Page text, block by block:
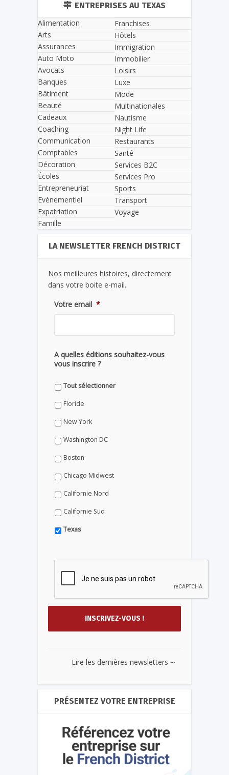
ENTREPRISES AU TEXAS
Alimentation
Arts
Assurances
Auto Moto
Avocats
Banques
Bâtiment
Beauté
Cadeaux
Coaching
Communication
Comptables
Décoration
Écoles
Entrepreneuriat
Evènementiel
Expatriation
Famille
Franchises
Hôtels
Immigration
Immobilier
Loisirs
Luxe
Mode
Multinationales
Nautisme
Night Life
Restaurants
Santé
Services B2C
Services Pro
Sports
Transport
Voyage
LA NEWSLETTER FRENCH DISTRICT
Nos meilleures histoires, directement
dans votre boite e-mail.
Votre email *
A quelles éditions souhaitez-vous
vous inscrire ?
Tout sélectionner
Floride
New York
Washington DC
Boston
Chicago Midwest
Californie Nord
Californie Sud
Texas
Lire les dernières newsletters ...
PRÉSENTEZ VOTRE ENTREPRISE